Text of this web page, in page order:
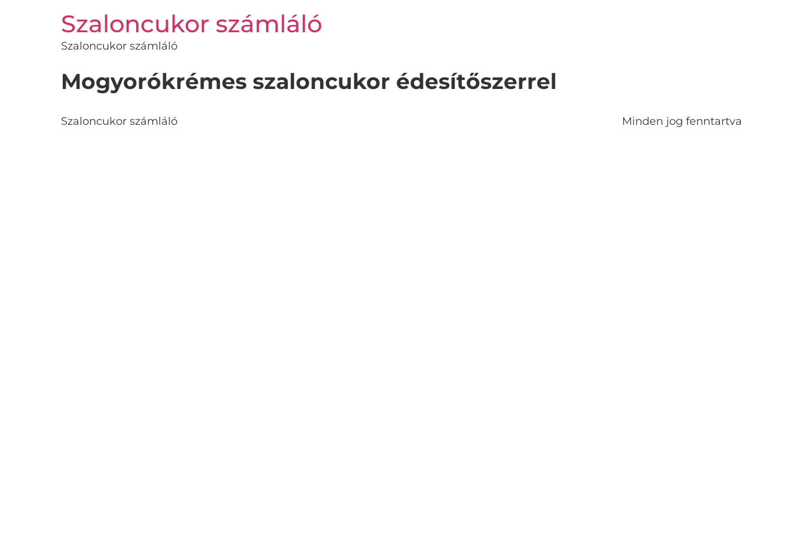
Szaloncukor számláló
Szaloncukor számláló
Mogyorókrémes szaloncukor édesítőszerrel
Szaloncukor számláló Minden jog fenntartva